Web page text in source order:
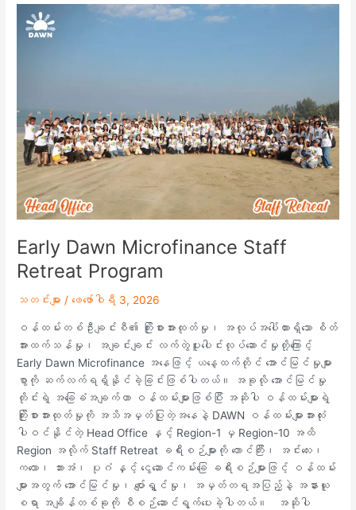
Early Dawn Microfinance Staff
Retreat Program
သတင်းများ / ဖေ‌ဖော်ဝါရီ 3, 2026
ဝန်ထမ်းတစ်ဦးချင်းစီ၏ ကြိုးစားအားထုတ်မှု၊ အလုပ်အပေါ်ထားရှိသော စိတ်
အားထက်သန်မှု၊ အချင်းချင်း လက်တွဲပူးပေါင်းလုပ်ဆောင်မှုတို့ကြောင့်
Early Dawn Microfinance အနေဖြင့် ယနေ့ထက်တိုင် အောင်မြင်မှုများ
စွာကို ဆက်လက်ရရှိနိုင်ခဲ့ခြင်းဖြစ်ပါတယ်။ အခုလို အောင်မြင်မှု
တိုင်းရဲ့ အခြေခံအချက်ဟာ ဝန်ထမ်းများဖြစ်ပြီး အဆိုပါ ဝန်ထမ်းများရဲ့
ကြိုးစားအားထုတ်မှုကို အသိအမှတ်ပြုတဲ့အနေနဲ့ DAWN ဝန်ထမ်းများအားလုံး
ပါဝင်နိုင်တဲ့ Head Office နှင့် Region-1 မှ Region-10 အထိ
Region အလိုက် Staff Retreat ခရီးစဉ်များကို တောင်ကြီး၊ အင်းလေး၊
ကလော၊ ဘားအံ၊ ပုဂံ နှင့် ငွေဆောင်ကမ်းခြေ ခရီးစဉ်များဖြင့် ဝန်ထမ်း
များအတွက် အောင်မြင်မှု၊ ပျော်ရွှင်မှု၊ အမှတ်တရအပြည့်နဲ့ အနားယူ
စရာ အချိန်တစ်ခုကို စီစဉ်ဆောင်ရွက်ပေးခဲ့ပါတယ်။ အဆိုပါ
Early
Dawn